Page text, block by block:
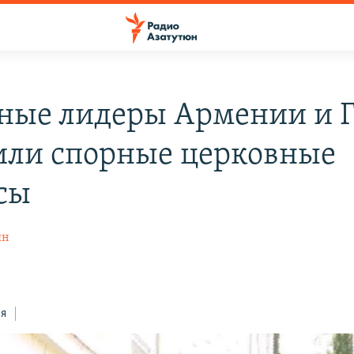
лидеры Армении и
спорные церковные